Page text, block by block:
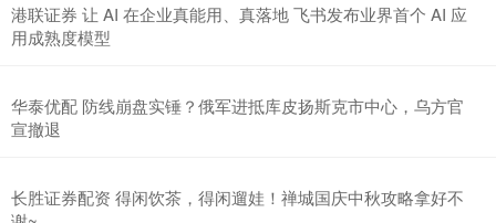
港联证券 让 AI 在企业真能用、真落地 飞书发布业界首个 AI 应
用成熟度模型
华泰优配 防线崩盘实锤？俄军进抵库皮扬斯克市中心，乌方官
宣撤退
长胜证券配资 得闲饮茶，得闲遛娃！禅城国庆中秋攻略拿好不